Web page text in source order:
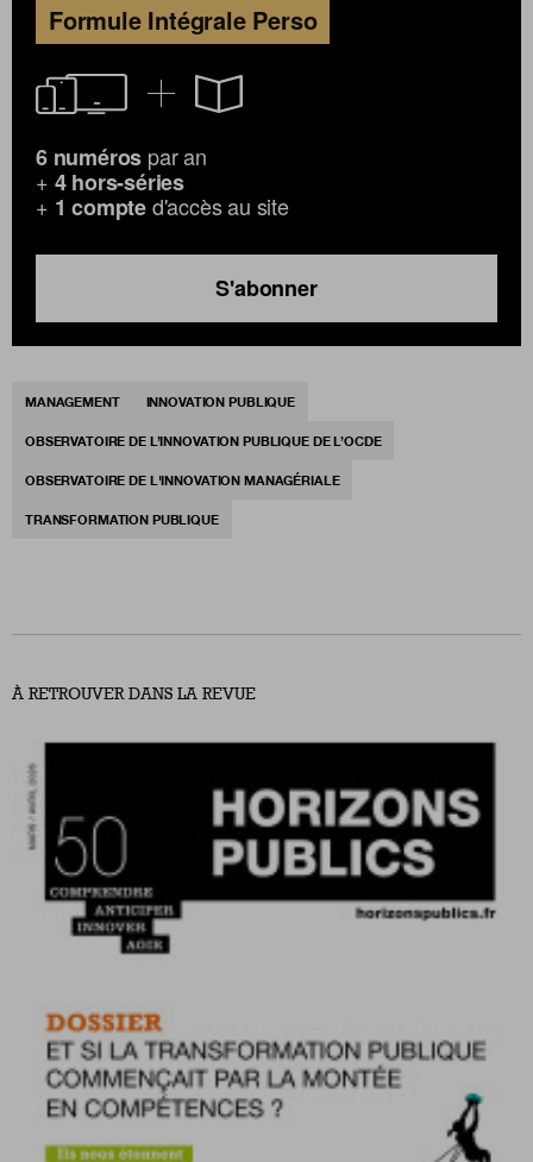
Formule Intégrale Perso
6 numéros par an
+ 4 hors-séries
+ 1 compted'accès au site
S'abonner
MANAGEMENT INNOVATION PUBLIQUE
OBSERVATOIRE DE L’INNOVATION PUBLIQUE DE L’OCDE
OBSERVATOIRE DE L'INNOVATION MANAGÉRIALE
TRANSFORMATION PUBLIQUE
À RETROUVER DANS LA REVUE